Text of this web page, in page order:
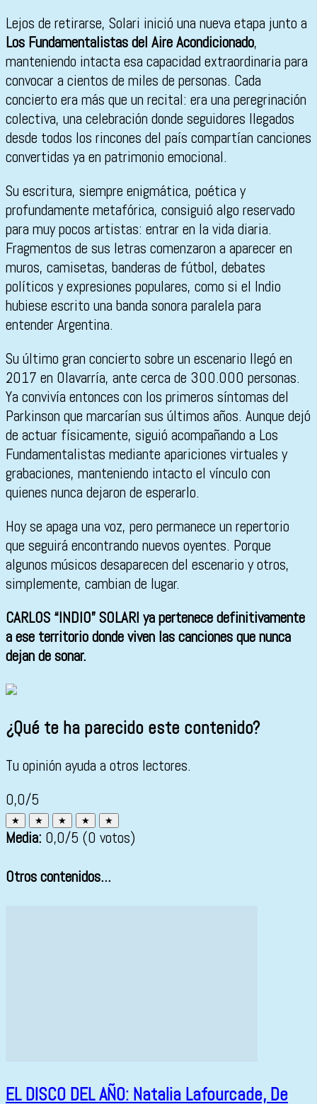
Lejos de retirarse, Solari inició una nueva etapa junto a
Los Fundamentalistas del Aire Acondicionado,
manteniendo intacta esa capacidad extraordinaria para
convocar a cientos de miles de personas. Cada
concierto era más que un recital: era una peregrinación
colectiva, una celebración donde seguidores llegados
desde todos los rincones del país compartían canciones
convertidas ya en patrimonio emocional.
Su escritura, siempre enigmática, poética y
profundamente metafórica, consiguió algo reservado
para muy pocos artistas: entrar en la vida diaria.
Fragmentos de sus letras comenzaron a aparecer en
muros, camisetas, banderas de fútbol, debates
políticos y expresiones populares, como si el Indio
hubiese escrito una banda sonora paralela para
entender Argentina.
Su último gran concierto sobre un escenario llegó en
2017 en Olavarría, ante cerca de 300.000 personas.
Ya convivía entonces con los primeros síntomas del
Parkinson que marcarían sus últimos años. Aunque dejó
de actuar físicamente, siguió acompañando a Los
Fundamentalistas mediante apariciones virtuales y
grabaciones, manteniendo intacto el vínculo con
quienes nunca dejaron de esperarlo.
Hoy se apaga una voz, pero permanece un repertorio
que seguirá encontrando nuevos oyentes. Porque
algunos músicos desaparecen del escenario y otros,
simplemente, cambian de lugar.
CARLOS “INDIO” SOLARI ya pertenece definitivamente
a ese territorio donde viven las canciones que nunca
dejan de sonar.
¿Qué te ha parecido este contenido?
Tu opinión ayuda a otros lectores.
0,0/5
★ ★ ★ ★ ★
Media: 0,0/5 (0 votos)
Otros contenidos...
EL DISCO DEL AÑO: Natalia Lafourcade, De